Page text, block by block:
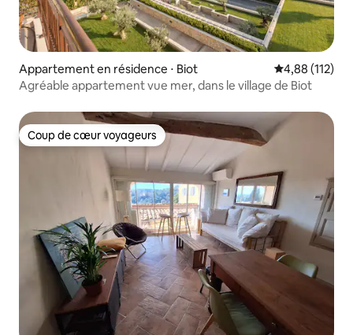
Appartement en résidence ⋅ Biot Évaluation
4,88 (112)
Agréable appartement vue mer, dans le village de Biot
Coup de cœur voyageurs
Coup de cœur voyageurs